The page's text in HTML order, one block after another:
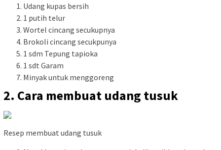
Udang kupas bersih
1 putih telur
Wortel cincang secukupnya
Brokoli cincang secukpunya
1 sdm Tepung tapioka
1 sdt Garam
Minyak untuk menggoreng
2. Cara membuat udang tusuk
Resep membuat udang tusuk